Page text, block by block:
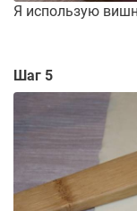
Я использую
Шаг 5